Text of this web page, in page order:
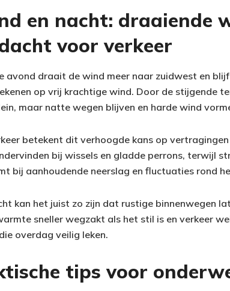
en nacht: draaiende
voor verkeer
avond draait de wind meer naar zuidwest en
op vrij krachtige wind. Door de stijgende
maar natte wegen blijven en harde wind
betekent dit verhoogde kans op
bij wissels en gladde perrons, terwijl
bij aanhoudende neerslag en fluctuaties rond
kan het juist zo zijn dat rustige binnenwegen
sneller wegzakt als het stil is en verkeer
overdag veilig leken.
tips voor